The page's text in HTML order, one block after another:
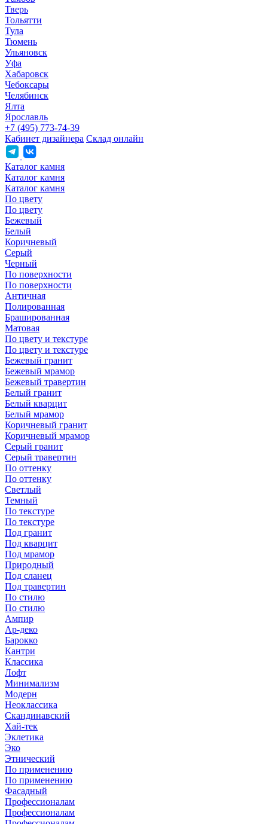
Тверь
Тольятти
Тула
Тюмень
Ульяновск
Уфа
Хабаровск
Чебоксары
Челябинск
Ялта
Ярославль
+7 (495) 773-74-39
Кабинет дизайнера Склад онлайн
Каталог камня
Каталог камня
Каталог камня
По цвету
По цвету
Бежевый
Белый
Коричневый
Серый
Черный
По поверхности
По поверхности
Античная
Полированная
Брашированная
Матовая
По цвету и текстуре
По цвету и текстуре
Бежевый гранит
Бежевый мрамор
Бежевый травертин
Белый гранит
Белый кварцит
Белый мрамор
Коричневый гранит
Коричневый мрамор
Серый гранит
Серый травертин
По оттенку
По оттенку
Светлый
Темный
По текстуре
По текстуре
Под гранит
Под кварцит
Под мрамор
Природный
Под сланец
Под травертин
По стилю
По стилю
Ампир
Ар-деко
Барокко
Кантри
Классика
Лофт
Минимализм
Модерн
Неоклассика
Скандинавский
Хай-тек
Эклетика
Эко
Этнический
По применению
По применению
Фасадный
Профессионалам
Профессионалам